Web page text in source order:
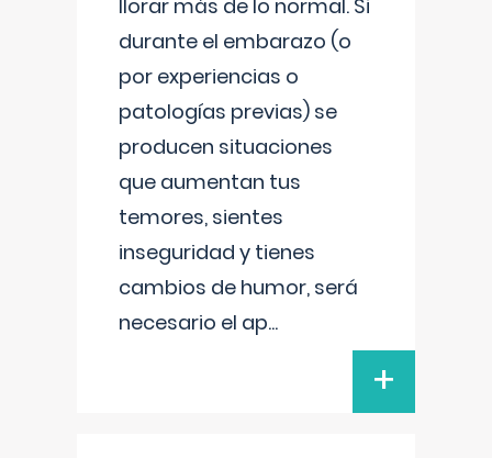
llorar más de lo normal. Si
durante el embarazo (o
por experiencias o
patologías previas) se
producen situaciones
que aumentan tus
temores, sientes
inseguridad y tienes
cambios de humor, será
necesario el ap...
+